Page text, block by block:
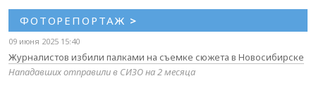
ФОТОРЕПОРТАЖ >
09 июня 2025 15:40
Журналистов избили палками на съемке сюжета в Новосибирске
Нападавших отправили в СИЗО на 2 месяца